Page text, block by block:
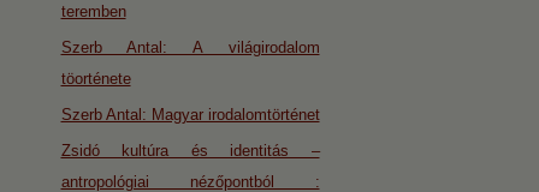
teremben
Szerb Antal: A világirodalom
töorténete
Szerb Antal: Magyar irodalomtörténet
Zsidó kultúra és identitás –
antropológiai nézőpontból :